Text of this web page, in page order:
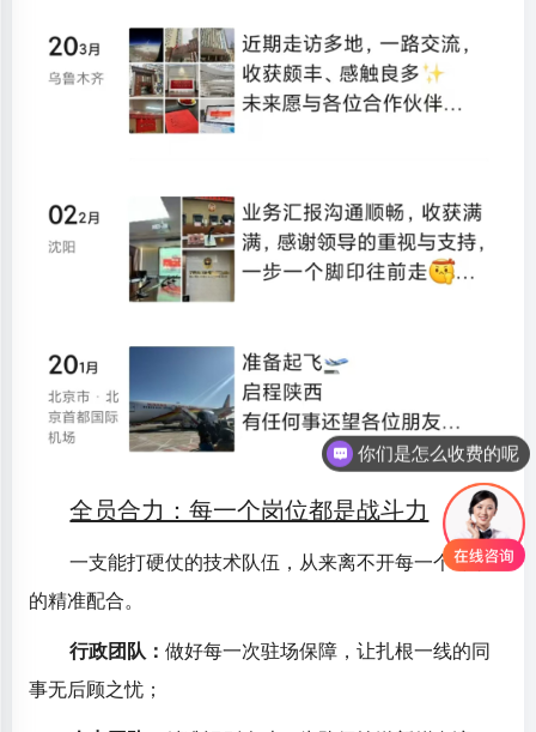
全员合力：每一个岗位都是战斗力
一支能打硬仗的技术队伍，从来离不开每一个环节
的精准配合。
行政团队：做好每一次驻场保障，让扎根一线的同
事无后顾之忧；
你们是怎么收费的呢